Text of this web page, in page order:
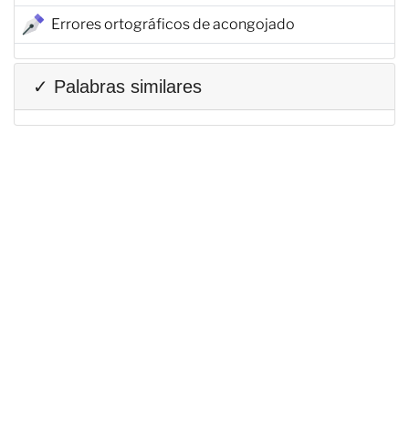
Errores ortográficos de acongojado
✓ Palabras similares